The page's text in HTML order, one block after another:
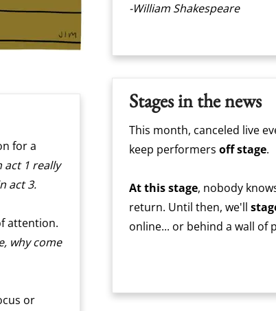
for a
act 1 really
act 3.
attention.
why come
or
-William Shakespeare
Stages in the news
This month, canceled live
keep performersoff stage.
At this stage, nobody
return. Until then, we'll
online... or behind a wall of